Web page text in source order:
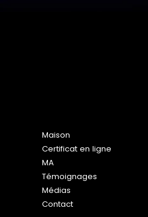
Maison
Certificat en ligne
MA
Témoignages
Médias
Contact